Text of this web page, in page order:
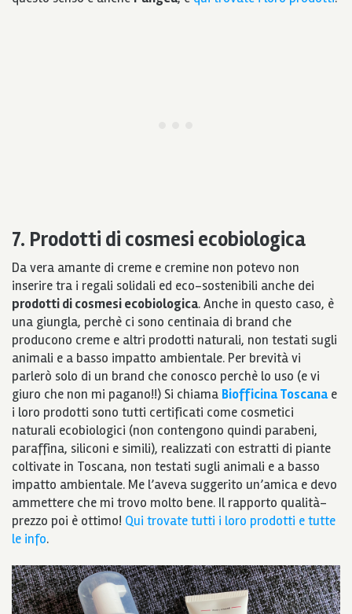
7. Prodotti di cosmesi ecobiologica
Da vera amante di creme e cremine non potevo non
inserire tra i regali solidali ed eco-sostenibili anche dei
prodotti di cosmesi ecobiologica. Anche in questo caso, è
una giungla, perchè ci sono centinaia di brand che
producono creme e altri prodotti naturali, non testati sugli
animali e a basso impatto ambientale. Per brevità vi
parlerò solo di un brand che conosco perchè lo uso (e vi
giuro che non mi pagano!!) Si chiama Biofficina Toscanae
i loro prodotti sono tutti certificati come cosmetici
naturali ecobiologici (non contengono quindi parabeni,
paraffina, siliconi e simili), realizzati con estratti di piante
coltivate in Toscana, non testati sugli animali e a basso
impatto ambientale. Me l’aveva suggerito un’amica e devo
ammettere che mi trovo molto bene. Il rapporto qualità-
prezzo poi è ottimo! Qui trovate tutti i loro prodotti e tutte
le info.